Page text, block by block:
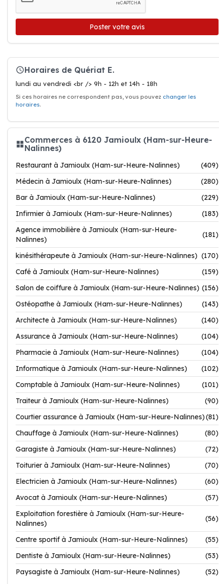
Poster votre avis
Horaires de Quériat E.
lundi au vendredi <br /> 9h - 12h et 14h - 18h
Si ces horaires ne correspondent pas, vous pouvez changer les
horaires.
Commerces à 6120 Jamioulx (Ham-sur-Heure-
Nalinnes)
Restaurant à Jamioulx (Ham-sur-Heure-Nalinnes)
(409)
Médecin à Jamioulx (Ham-sur-Heure-Nalinnes)
(280)
Bar à Jamioulx (Ham-sur-Heure-Nalinnes)
(229)
Infirmier à Jamioulx (Ham-sur-Heure-Nalinnes)
(183)
Agence immobilière à Jamioulx (Ham-sur-Heure-
Nalinnes)
(181)
kinésithérapeute à Jamioulx (Ham-sur-Heure-Nalinnes) (170)
Café à Jamioulx (Ham-sur-Heure-Nalinnes)
(159)
Salon de coiffure à Jamioulx (Ham-sur-Heure-Nalinnes) (156)
Ostéopathe à Jamioulx (Ham-sur-Heure-Nalinnes)
(143)
Architecte à Jamioulx (Ham-sur-Heure-Nalinnes)
(140)
Assurance à Jamioulx (Ham-sur-Heure-Nalinnes)
(104)
Pharmacie à Jamioulx (Ham-sur-Heure-Nalinnes)
(104)
Informatique à Jamioulx (Ham-sur-Heure-Nalinnes)
(102)
Comptable à Jamioulx (Ham-sur-Heure-Nalinnes)
(101)
Traiteur à Jamioulx (Ham-sur-Heure-Nalinnes)
(90)
Courtier assurance à Jamioulx (Ham-sur-Heure-Nalinnes)(81)
Chauffage à Jamioulx (Ham-sur-Heure-Nalinnes)
(80)
Garagiste à Jamioulx (Ham-sur-Heure-Nalinnes)
(72)
Toiturier à Jamioulx (Ham-sur-Heure-Nalinnes)
(70)
Electricien à Jamioulx (Ham-sur-Heure-Nalinnes)
(60)
Avocat à Jamioulx (Ham-sur-Heure-Nalinnes)
(57)
Exploitation forestière à Jamioulx (Ham-sur-Heure-
Nalinnes)
(56)
Centre sportif à Jamioulx (Ham-sur-Heure-Nalinnes)
(55)
Dentiste à Jamioulx (Ham-sur-Heure-Nalinnes)
(53)
Paysagiste à Jamioulx (Ham-sur-Heure-Nalinnes)
(52)